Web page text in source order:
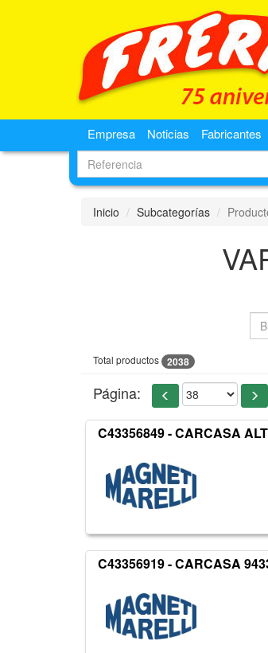
Empresa Noticias Fabricantes
Inicio Subcategorías
Total productos 2038
Página:
C43356849 - CARCASA
C43356919 - CARCASA